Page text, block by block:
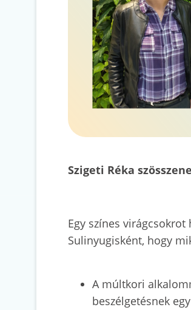
Szigeti Réka
Egy színes
Sulinyugisként, hogy
A múltkori
beszélgetésnek